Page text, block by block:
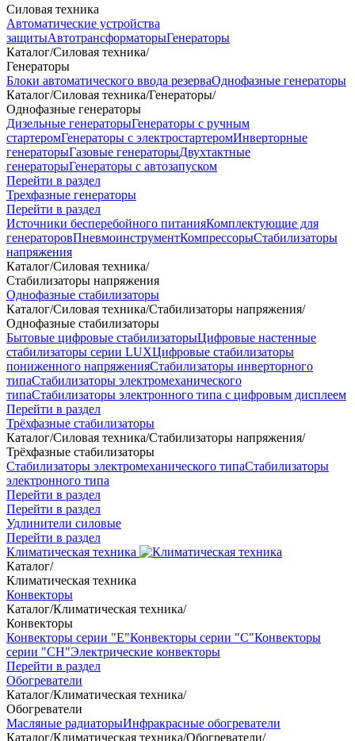
Силовая техника
Автоматические устройства
защитыАвтотрансформаторыГенераторы
Каталог/Силовая техника/
Генераторы
Блоки автоматического ввода резерваОднофазные генераторы
Каталог/Силовая техника/Генераторы/
Однофазные генераторы
Дизельные генераторыГенераторы с ручным
стартеромГенераторы с электростартеромИнверторные
генераторыГазовые генераторыДвухтактные
генераторыГенераторы с автозапуском
Перейти в раздел
Трехфазные генераторы
Перейти в раздел
Источники бесперебойного питанияКомплектующие для
генераторовПневмоинструментКомпрессорыСтабилизаторы
напряжения
Каталог/Силовая техника/
Стабилизаторы напряжения
Однофазные стабилизаторы
Каталог/Силовая техника/Стабилизаторы напряжения/
Однофазные стабилизаторы
Бытовые цифровые стабилизаторыЦифровые настенные
стабилизаторы серии LUXЦифровые стабилизаторы
пониженного напряженияСтабилизаторы инверторного
типаСтабилизаторы электромеханического
типаСтабилизаторы электронного типа с цифровым дисплеем
Перейти в раздел
Трёхфазные стабилизаторы
Каталог/Силовая техника/Стабилизаторы напряжения/
Трёхфазные стабилизаторы
Стабилизаторы электромеханического типаСтабилизаторы
электронного типа
Перейти в раздел
Перейти в раздел
Удлинители силовые
Перейти в раздел
Климатическая техника
Каталог/
Климатическая техника
Конвекторы
Каталог/Климатическая техника/
Конвекторы
Конвекторы серии "Е"Конвекторы серии "С"Конвекторы
серии "СН"Электрические конвекторы
Перейти в раздел
Обогреватели
Каталог/Климатическая техника/
Обогреватели
Масляные радиаторыИнфракрасные обогреватели
Каталог/Климатическая техника/Обогреватели/